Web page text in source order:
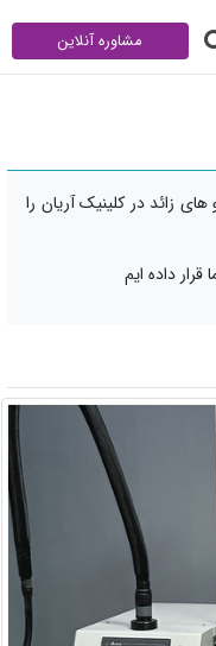
مشاوره آنلاین
زائد در کلینیک آریان را
داده ایم